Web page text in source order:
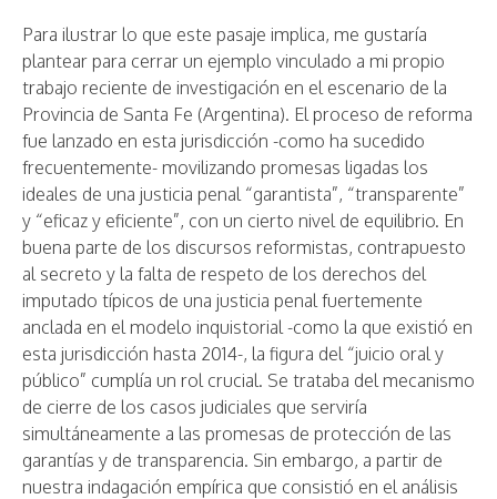
Para ilustrar lo que este pasaje implica, me gustaría
plantear para cerrar un ejemplo vinculado a mi propio
trabajo reciente de investigación en el escenario de la
Provincia de Santa Fe (Argentina). El proceso de reforma
fue lanzado en esta jurisdicción -como ha sucedido
frecuentemente- movilizando promesas ligadas los
ideales de una justicia penal “garantista”, “transparente”
y “eficaz y eficiente”, con un cierto nivel de equilibrio. En
buena parte de los discursos reformistas, contrapuesto
al secreto y la falta de respeto de los derechos del
imputado típicos de una justicia penal fuertemente
anclada en el modelo inquistorial -como la que existió en
esta jurisdicción hasta 2014-, la figura del “juicio oral y
público” cumplía un rol crucial. Se trataba del mecanismo
de cierre de los casos judiciales que serviría
simultáneamente a las promesas de protección de las
garantías y de transparencia. Sin embargo, a partir de
nuestra indagación empírica que consistió en el análisis